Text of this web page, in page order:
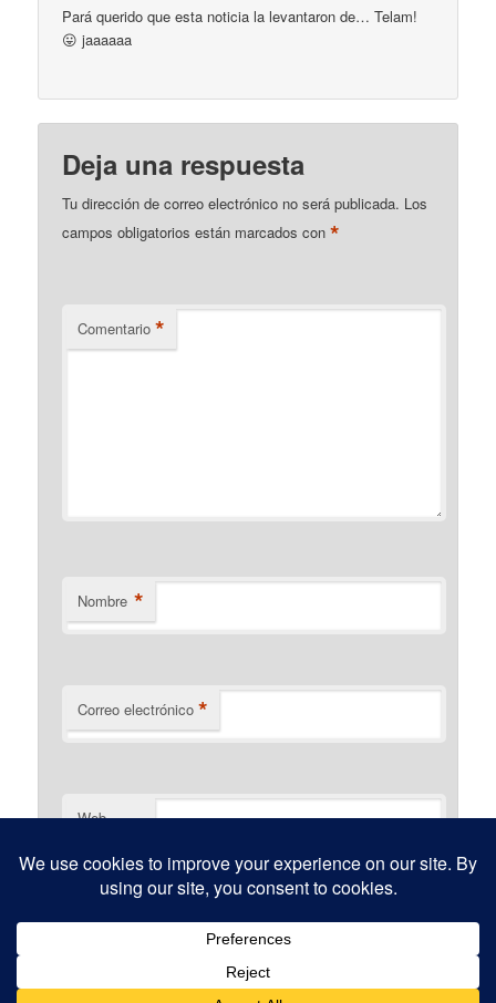
Pará querido que esta noticia la levantaron de… Telam!
😛 jaaaaaa
Deja una respuesta
Tu dirección de correo electrónico no será publicada. Los
campos obligatorios están marcados con*
Comentario *
Nombre *
Correo electrónico *
Web
Funciona gracias a WordPress